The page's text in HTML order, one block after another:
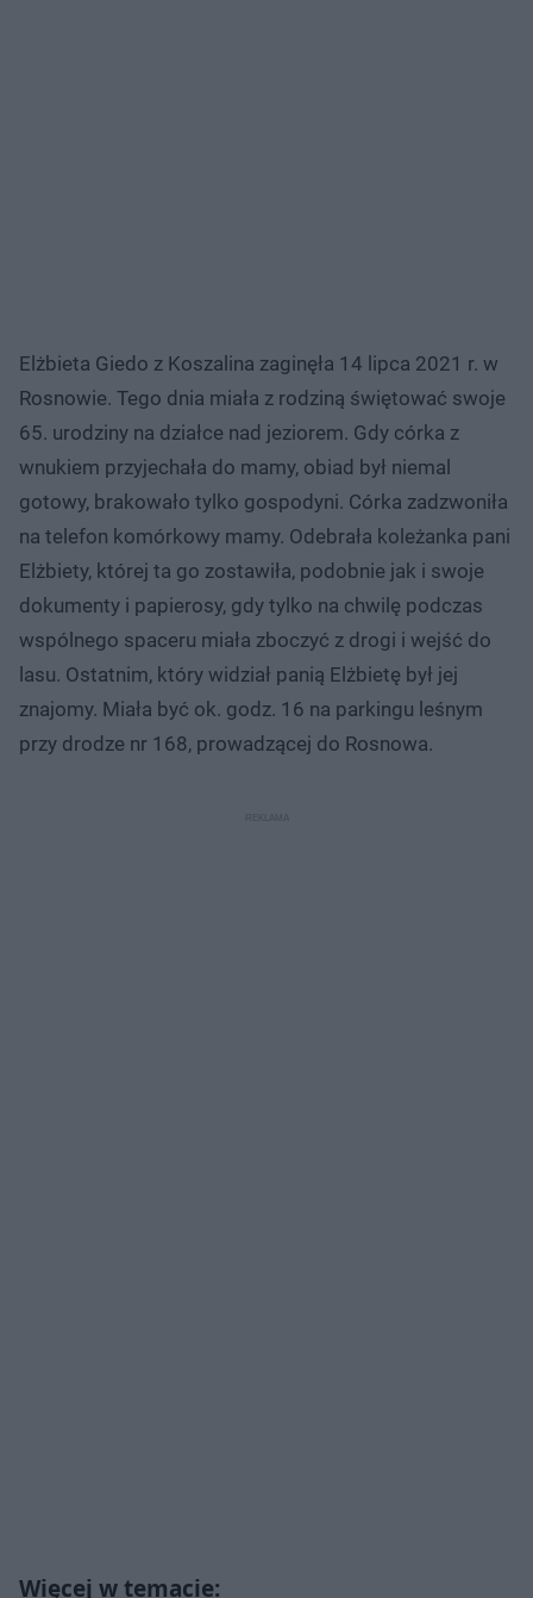
Elżbieta Giedo z Koszalina zaginęła 14 lipca 2021 r. w
Rosnowie. Tego dnia miała z rodziną świętować swoje
65. urodziny na działce nad jeziorem. Gdy córka z
wnukiem przyjechała do mamy, obiad był niemal
gotowy, brakowało tylko gospodyni. Córka zadzwoniła
na telefon komórkowy mamy. Odebrała koleżanka pani
Elżbiety, której ta go zostawiła, podobnie jak i swoje
dokumenty i papierosy, gdy tylko na chwilę podczas
wspólnego spaceru miała zboczyć z drogi i wejść do
lasu. Ostatnim, który widział panią Elżbietę był jej
znajomy. Miała być ok. godz. 16 na parkingu leśnym
przy drodze nr 168, prowadzącej do Rosnowa.